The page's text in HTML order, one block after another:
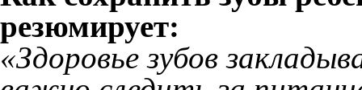
резюмирует:
«Здоровье зубов